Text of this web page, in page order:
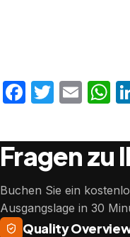
Facebook
Twitter
Fragen
Buchen Sie ein
Ausgangslage in 30
Quality